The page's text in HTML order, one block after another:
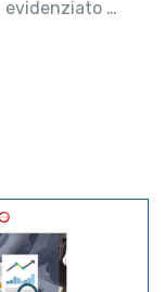
evidenziato …